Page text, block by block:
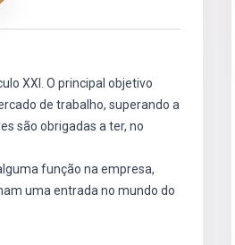
XXI. O principal objetivo
de trabalho, superando a
são obrigadas a ter, no
função na empresa,
uma entrada no mundo do